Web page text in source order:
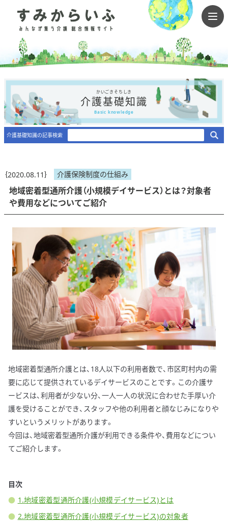
かいごきそちしき
介護基礎知識
Basic knowledge
介護基礎知識の記事検索
｛2020.08.11｝ 介護保険制度の仕組み
地域密着型通所介護（小規模デイサービス）とは？対象者
や費用などについてご紹介
地域密着型通所介護とは、18人以下の利用者数で、市区町村内の需
要に応じて提供されているデイサービスのことです。この介護サ
ービスは、利用者が少ない分、一人一人の状況に合わせた手厚い介
護を受けることができ、スタッフや他の利用者と顔なじみになりや
すいというメリットがあります。
今回は、地域密着型通所介護が利用できる条件や、費用などについ
てご紹介します。
目次
1.地域密着型通所介護(小規模デイサービス)とは
2.地域密着型通所介護(小規模デイサービス)の対象者